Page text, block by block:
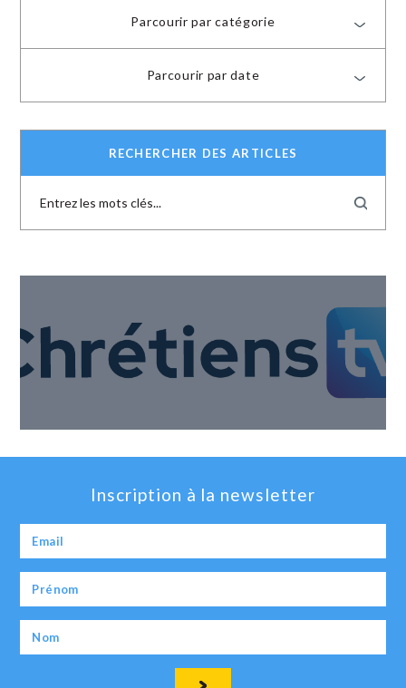
Parcourir par catégorie
Parcourir par date
RECHERCHER DES ARTICLES
Inscription à la newsletter